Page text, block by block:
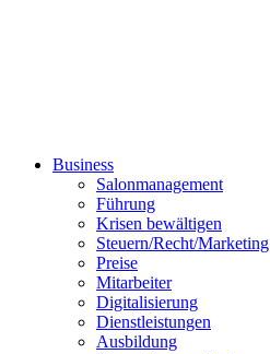
Business
Salonmanagement
Führung
Krisen bewältigen
Steuern/Recht/Marketing
Preise
Mitarbeiter
Digitalisierung
Dienstleistungen
Ausbildung